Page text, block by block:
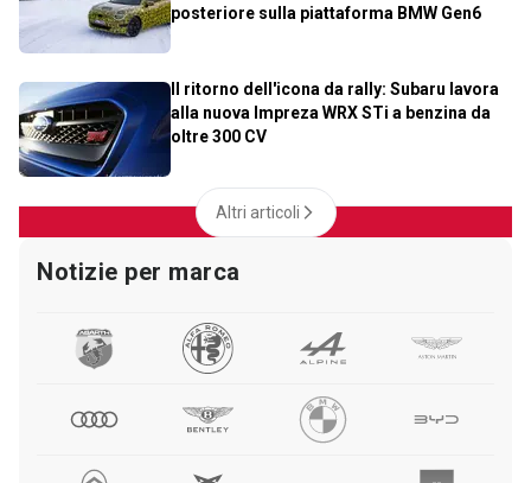
posteriore sulla piattaforma BMW Gen6
Il ritorno dell'icona da rally: Subaru lavora
alla nuova Impreza WRX STi a benzina da
oltre 300 CV
Altri articoli
Notizie per marca